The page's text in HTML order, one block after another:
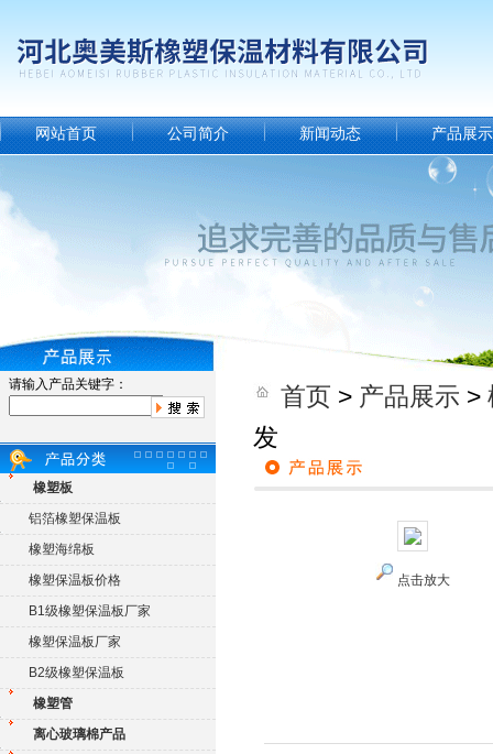
网站首页 公司简介 新闻动态 产品展示
请输入产品关键字：
橡塑板
铝箔橡塑保温板
橡塑海绵板
橡塑保温板价格
B1级橡塑保温板厂家
橡塑保温板厂家
B2级橡塑保温板
橡塑管
离心玻璃棉产品
首页 > 产品展示 >
发
点击放大